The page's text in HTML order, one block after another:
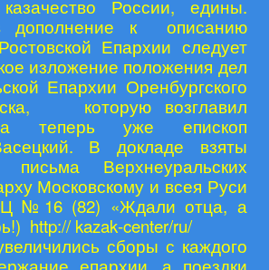
России, едины.
к описанию
Епархии следует
изложение положения дел
Епархии Оренбургского
которую возглавил
а теперь уже епископ
В докладе взяты
Верхнеуральских
Московскому и всея Руси
№16 (82) «Ждали отца, а
http://kazak-center/ru/
сборы с каждого